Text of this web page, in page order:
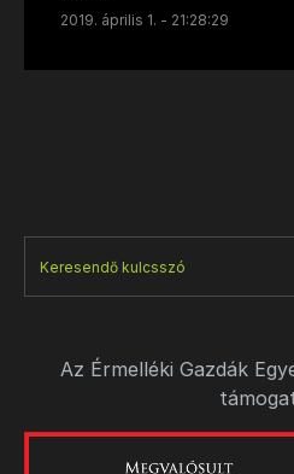
2019. április 1. - 21:28:29
Az Érmelléki Gazdák